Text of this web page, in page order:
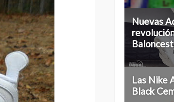
Nuevas
Las Nike
Black